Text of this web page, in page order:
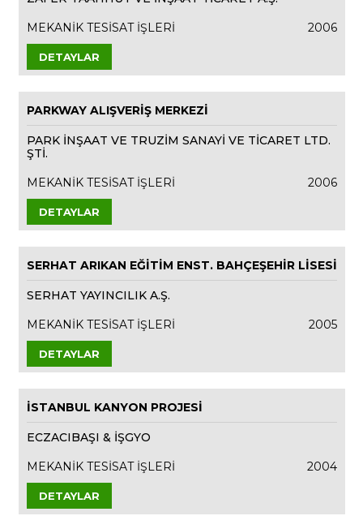
MEKANİK TESİSAT İŞLERİ
2006
DETAYLAR
PARKWAY ALIŞVERİŞ MERKEZİ
PARK İNŞAAT VE TRUZİM SANAYİ VE TİCARET LTD.
ŞTİ.
MEKANİK TESİSAT İŞLERİ
2006
DETAYLAR
SERHAT ARIKAN EĞİTİM ENST. BAHÇEŞEHİR LİSESİ
SERHAT YAYINCILIK A.Ş.
MEKANİK TESİSAT İŞLERİ
2005
DETAYLAR
İSTANBUL KANYON PROJESİ
ECZACIBAŞI & İŞGYO
MEKANİK TESİSAT İŞLERİ
2004
DETAYLAR